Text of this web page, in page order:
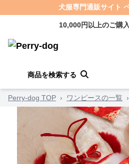
犬服専門通販サイト
10,000円以上のご購
商品を検索する
Perry-dog TOP › ワンピースの一覧 ›